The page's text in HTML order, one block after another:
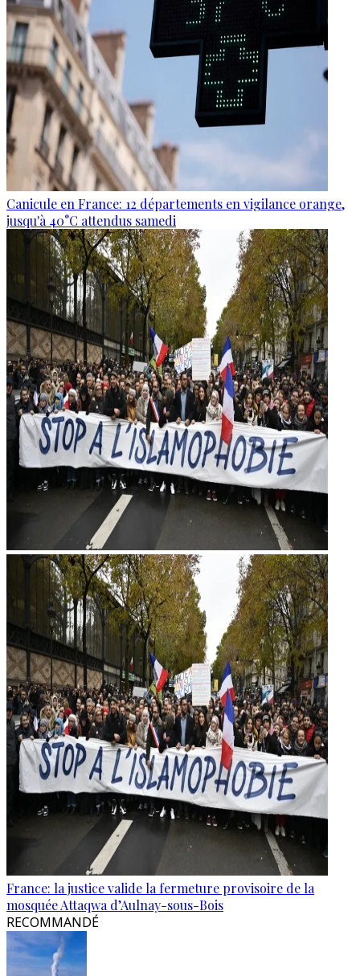
Canicule en France: 12 départements en vigilance orange,
jusqu'à 40°C attendus samedi
France: la justice valide la fermeture provisoire de la
mosquée Attaqwa d’Aulnay-sous-Bois
RECOMMANDÉ